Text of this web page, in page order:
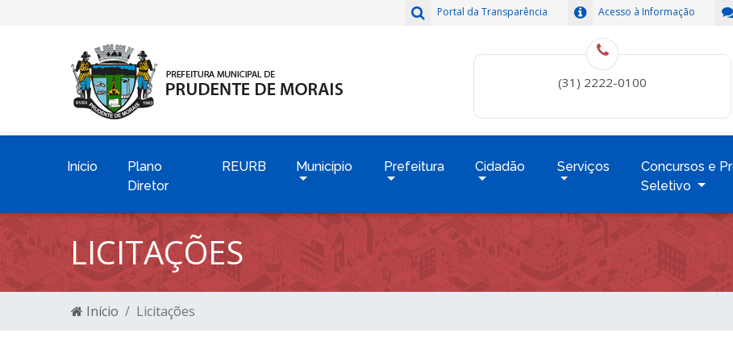
Acesso à Informação
Portal da Transparência
(31) 2222-0100
Início
Plano
Diretor
REURB Município Prefeitura Cidadão Serviços
Concursos e
Seletivo
LICITAÇÕES
Início Licitações